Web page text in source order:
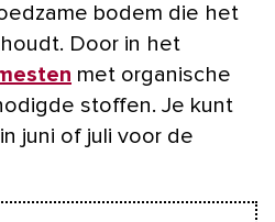
bodem die het
Door in het
met organische
stoffen. Je kunt
juni of juli voor de